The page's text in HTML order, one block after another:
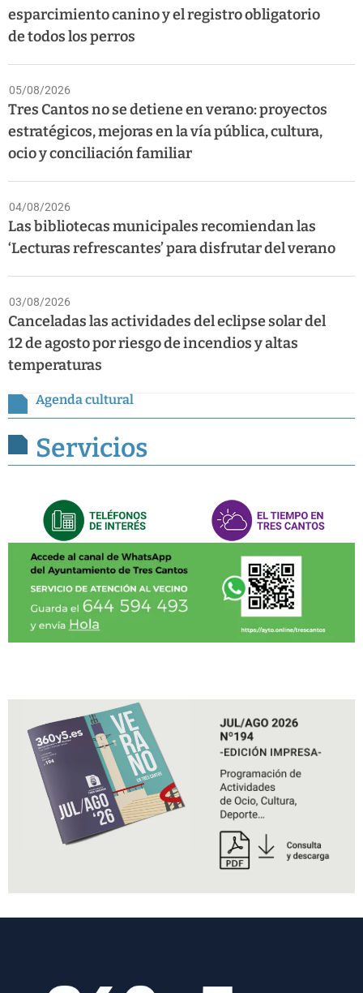
esparcimiento canino y el registro obligatorio
de todos los perros
05/08/2026
Tres Cantos no se detiene en verano: proyectos
estratégicos, mejoras en la vía pública, cultura,
ocio y conciliación familiar
04/08/2026
Las bibliotecas municipales recomiendan las
‘Lecturas refrescantes’ para disfrutar del verano
03/08/2026
Canceladas las actividades del eclipse solar del
12 de agosto por riesgo de incendios y altas
temperaturas
Agenda cultural
Servicios